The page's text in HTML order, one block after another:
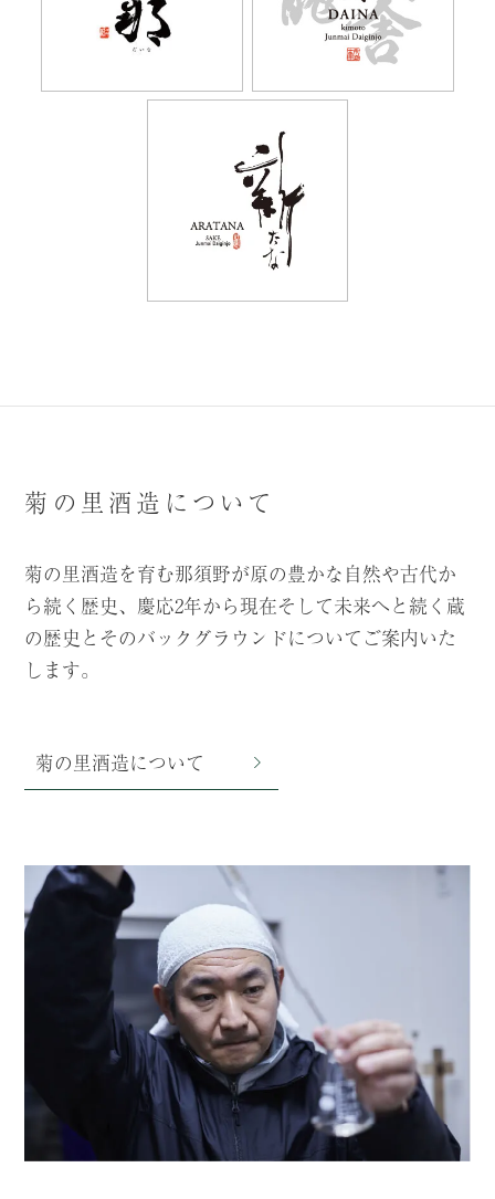
菊の里酒造について
菊の里酒造を育む那須野が原の豊かな自然や古代か
ら続く歴史、慶応2年から現在そして未来へと続く蔵
の歴史とそのバックグラウンドについてご案内いた
します。
菊の里酒造について